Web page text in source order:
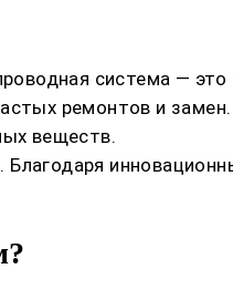
система —
ремонтов и
веществ.